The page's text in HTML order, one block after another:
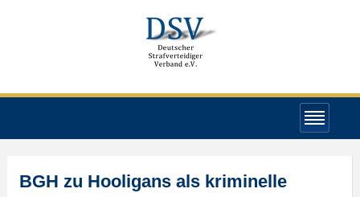
BGH zu Hooligans als kriminelle